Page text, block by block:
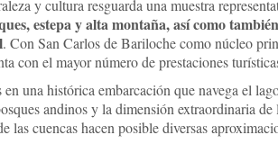
y cultura resguarda una muestra
estepa y alta montaña, así como
. Con San Carlos de Bariloche como núcleo
con el mayor número de prestaciones
una histórica embarcación que navega el
andinos y la dimensión extraordinaria
las cuencas hacen posible diversas